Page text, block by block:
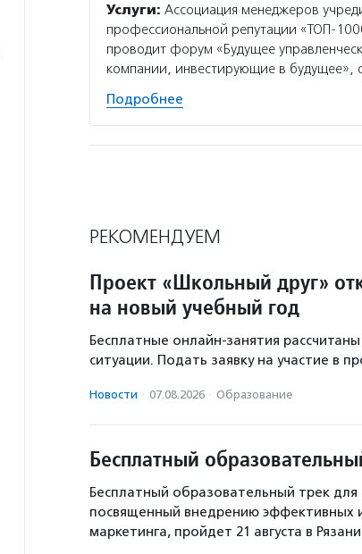
Услуги: Ассоциация менеджеров
профессиональной репутации «ТОП-
проводит форум «Будущее
компании, инвестирующие в будущее»,
Подробнее
РЕКОМЕНДУЕМ
Проект «Школьный друг»
на новый учебный год
Бесплатные онлайн-занятия
ситуации. Подать заявку на участие в
Новости · 07.08.2026 · Образование
Бесплатный
Бесплатный образовательный трек
посвященный внедрению эффективных
маркетинга, пройдет 21 августа в